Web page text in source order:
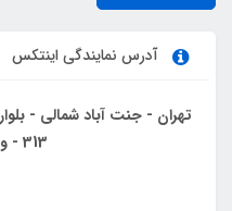
آدرس نمایندگی اینتکس
تهران - جنت آباد شمالی -
313 - واحد همکف